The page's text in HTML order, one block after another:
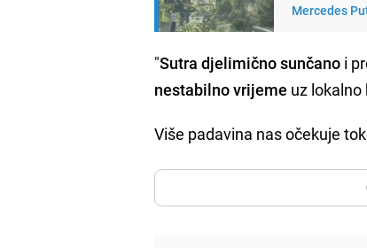
Mercedes
"Sutra djelimično sunčano i
nestabilno vrijeme uz lokalno
Više padavina nas očekuje